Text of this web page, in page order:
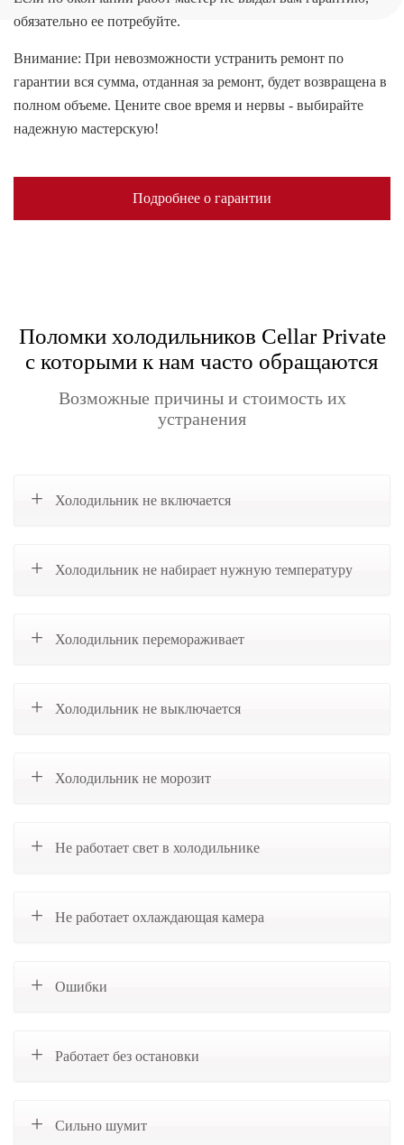
обязательно ее потребуйте.
Внимание: При невозможности устранить ремонт по
гарантии вся сумма, отданная за ремонт, будет возвращена в
полном объеме. Цените свое время и нервы - выбирайте
надежную мастерскую!
Подробнее о гарантии
Поломки холодильников Cellar Private
с которыми к нам часто обращаются
Возможные причины и стоимость их
устранения
Холодильник не включается
Холодильник не набирает нужную температуру
Холодильник перемораживает
Холодильник не выключается
Холодильник не морозит
Не работает свет в холодильнике
Не работает охлаждающая камера
Ошибки
Работает без остановки
Сильно шумит